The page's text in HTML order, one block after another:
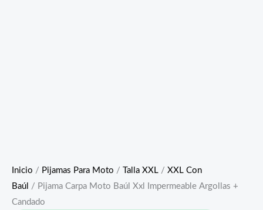
Inicio / Pijamas Para Moto / Talla XXL / XXL Con
Baúl / Pijama Carpa Moto Baúl Xxl Impermeable Argollas +
Candado